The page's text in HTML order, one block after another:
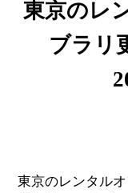
東京のレ
ブラリ
東京のレンタル